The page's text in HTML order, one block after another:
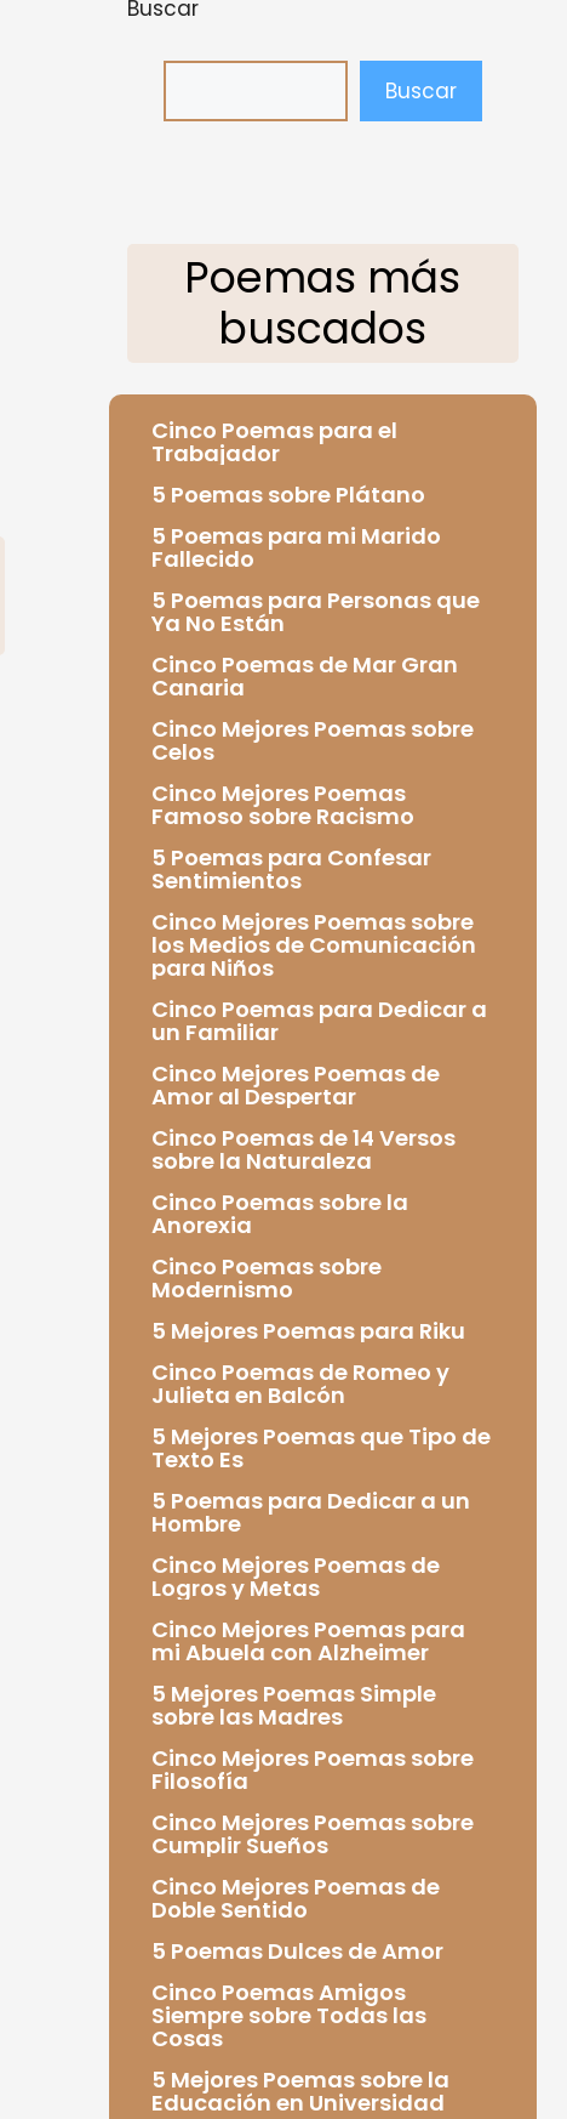
Buscar
Buscar
Poemas más
buscados
Cinco Poemas para el
Trabajador
5 Poemas sobre Plátano
5 Poemas para mi Marido
Fallecido
5 Poemas para Personas que
Ya No Están
Cinco Poemas de Mar Gran
Canaria
Cinco Mejores Poemas sobre
Celos
Cinco Mejores Poemas
Famoso sobre Racismo
5 Poemas para Confesar
Sentimientos
Cinco Mejores Poemas sobre
los Medios de Comunicación
para Niños
Cinco Poemas para Dedicar a
un Familiar
Cinco Mejores Poemas de
Amor al Despertar
Cinco Poemas de 14 Versos
sobre la Naturaleza
Cinco Poemas sobre la
Anorexia
Cinco Poemas sobre
Modernismo
5 Mejores Poemas para Riku
Cinco Poemas de Romeo y
Julieta en Balcón
5 Mejores Poemas que Tipo de
Texto Es
5 Poemas para Dedicar a un
Hombre
Cinco Mejores Poemas de
Logros y Metas
Cinco Mejores Poemas para
mi Abuela con Alzheimer
5 Mejores Poemas Simple
sobre las Madres
Cinco Mejores Poemas sobre
Filosofía
Cinco Mejores Poemas sobre
Cumplir Sueños
Cinco Mejores Poemas de
Doble Sentido
5 Poemas Dulces de Amor
Cinco Poemas Amigos
Siempre sobre Todas las
Cosas
5 Mejores Poemas sobre la
Educación en Universidad